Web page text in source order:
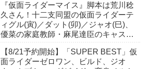
も！
『仮面ライダーマイス』脚本は荒川稔
久さん！十二支同盟の仮面ライダーテ
ィグル(寅)／ダット(卯)／ジャオ(巳)、
優菜の家庭教師・麻尾達臣のキャスト
んも変身！
【8/21予約開始】「SUPER BEST」仮
面ライダーゼロワン、ビルド、ジオ